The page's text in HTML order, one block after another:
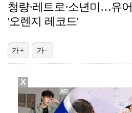
[ST포토] 문정민, 힘찬
[ST포토] 문정민, 자신감
청량·레트로·소년미…유
'오렌지 레코드'
가+ 가-
X